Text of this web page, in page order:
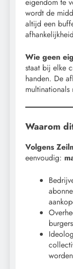
wordt de
altijd een
Wie geen
staat bij elke
handen. De
multinationals
Waarom
Volgens
eenvoudig: